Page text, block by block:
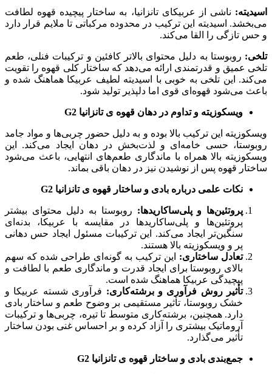
اسیدیته: ناشی از عربیکای تانزانیا، به ساختار پیچیده قهوه لطافت
می‌بخشد. اسیدیته این ترکیب در محدوده مرکباتی تا ملایم قرار دارد
و حس تازگی را القا می‌کند.
تلخی: روبوستا به دلیل محتوای بالاتر کافئین و ترکیبات فنلی، طعم
تلخی عمیق و قدرتمندی ارائه می‌دهد که ساختار کلی قهوه را تقویت
می‌کند. این تلخی به خوبی با اسیدیته لطیف عربیکا هماهنگ شده و
باعث می‌شود قهوه‌ای قوی اما دلپذیر تولید شود.
ویسکوزیته و تداوم در دهان قهوه ی تانزانیا
ویسکوزیته این ترکیب بالا بوده و به دلیل حضور چربی‌ها و مواد جامد
روبوستا، حسی خامه‌ای و لذت‌بخش در دهان ایجاد می‌کند. این
ویسکوزیته بالا همراه با ماندگاری طعم‌های انتهایی، باعث می‌شود
ساختار قهوه پس از نوشیدن نیز در دهان باقی بماند.
نکات علمی درباره بادی و ساختار قهوه ی تانزانیا
پروتئین‌ها و پلی‌ساکاریدها: روبوستا به دلیل محتوای بیشتر
پروتئین‌ها و پلی‌ساکاریدها در مقایسه با عربیکا، بدنه‌ای
سنگین‌تر ایجاد می‌کند. این ترکیبات مسئول ایجاد حس دهانی
پر و ویسکوزیته بالا هستند.
تعادل ساختاری: این ترکیب به گونه‌ای طراحی شده که سهم
بالای روبوستا برای ایجاد قدرت و ماندگاری طعم با لطافت و
پیچیدگی عربیکا هماهنگ شده است.
تأثیر روش فرآوری و برشته‌کاری: فرآوری شسته عربیکا و
خشک روبوستا، تأثیر مستقیمی بر وضوح طعم و ساختار بادی
دارد. همچنین، برشته‌کاری متوسط تا تیره، چربی‌ها و ترکیبات
آروماتیک بیشتری را آزاد کرده و بر احساس غنی بودن ساختار
تأثیر می‌گذارد.
جمع‌بندی بادی و ساختار قهوه ی تانزانیا